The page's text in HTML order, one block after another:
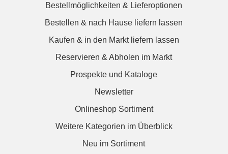
Bestellmöglichkeiten & Lieferoptionen
Bestellen & nach Hause liefern lassen
Kaufen & in den Markt liefern lassen
Reservieren & Abholen im Markt
Prospekte und Kataloge
Newsletter
Onlineshop Sortiment
Weitere Kategorien im Überblick
Neu im Sortiment